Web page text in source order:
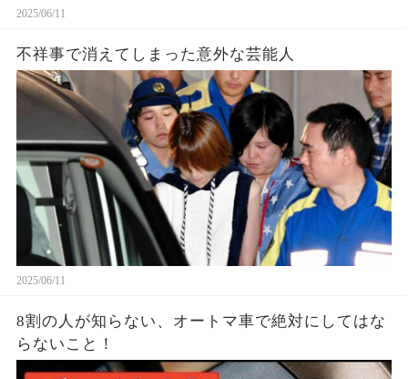
2025/06/11
不祥事で消えてしまった意外な芸能人
2025/06/11
8割の人が知らない、オートマ車で絶対にしてはな
らないこと！